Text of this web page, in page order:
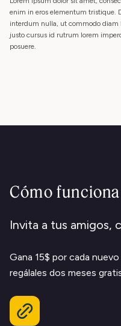
enim in eros elementum tristique.
interdum nulla, ut commodo diam
justo cursus id rutrum lorem
posuere.
Cómo funciona
Invita a tus amigos,
Gana 15$ por cada
regálales dos meses